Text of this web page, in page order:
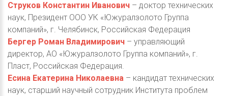
Струков Константин Иванович – доктор технических
наук, Президент ООО УК «Южуралзолото Группа
компаний», г. Челябинск, Российская Федерация
Бергер Роман Владимирович – управляющий
директор, АО «Южуралзолото Группа компаний», г.
Пласт, Российская Федерация.
Есина Екатерина Николаевна – кандидат технических
наук, старший научный сотрудник Института проблем